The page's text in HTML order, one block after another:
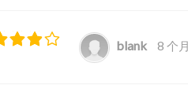
blank 8 个